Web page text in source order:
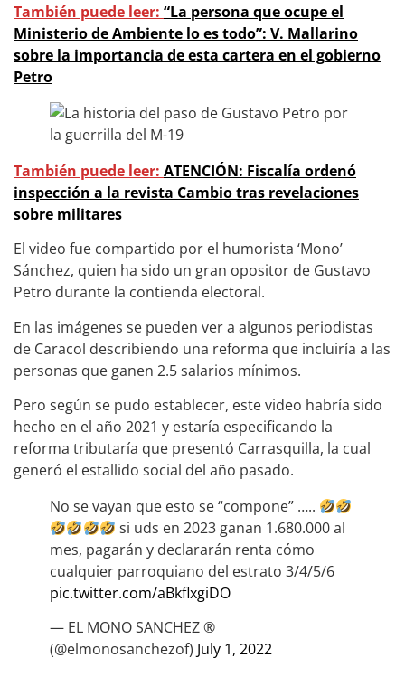
También puede leer: “La persona que ocupe el
Ministerio de Ambiente lo es todo”: V. Mallarino
sobre la importancia de esta cartera en el gobierno
Petro
También puede leer: ATENCIÓN: Fiscalía ordenó
inspección a la revista Cambio tras revelaciones
sobre militares
El video fue compartido por el humorista ‘Mono’
Sánchez, quien ha sido un gran opositor de Gustavo
Petro durante la contienda electoral.
En las imágenes se pueden ver a algunos periodistas
de Caracol describiendo una reforma que incluiría a las
personas que ganen 2.5 salarios mínimos.
Pero según se pudo establecer, este video habría sido
hecho en el año 2021 y estaría especificando la
reforma tributaría que presentó Carrasquilla, la cual
generó el estallido social del año pasado.
No se vayan que esto se “compone” …..
si uds en 2023 ganan 1.680.000 al
mes, pagarán y declararán renta cómo
cualquier parroquiano del estrato 3/4/5/6
pic.twitter.com/aBkflxgiDO
— EL MONO SANCHEZ ®️
(@elmonosanchezof) July 1, 2022